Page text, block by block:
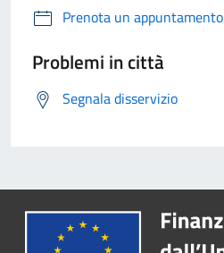
Prenota un appuntamento
Problemi in città
Segnala disservizio